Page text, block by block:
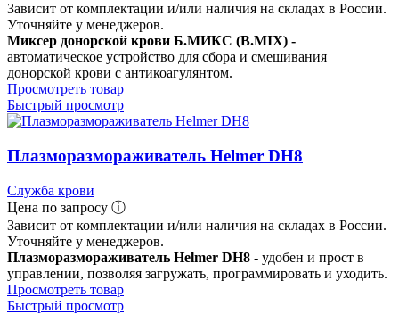
Зависит от комплектации и/или наличия на складах в России.
Уточняйте у менеджеров.
Миксер донорской крови Б.МИКС (B.MIX) -
автоматическое устройство для сбора и смешивания
донорской крови с антикоагулянтом.
Просмотреть товар
Быстрый просмотр
Плазморазмораживатель Helmer DH8
Служба крови
Цена по запросу ⓘ
Зависит от комплектации и/или наличия на складах в России.
Уточняйте у менеджеров.
Плазморазмораживатель Helmer DH8 - удобен и прост в
управлении, позволяя загружать, программировать и уходить.
Просмотреть товар
Быстрый просмотр